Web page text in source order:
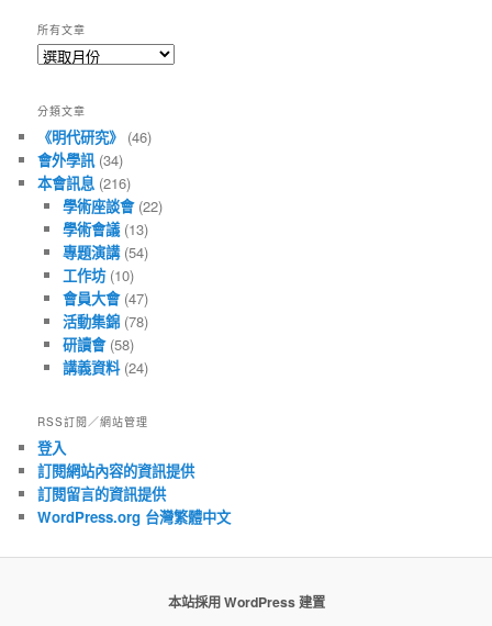
所有文章
所
章
分類文章
《明代研究》 (46)
會外學訊 (34)
本會訊息 (216)
學術座談會(22)
學術會議(13)
專題演講(54)
工作坊(10)
會員大會(47)
活動集錦(78)
研讀會(58)
講義資料(24)
RSS訂閱／網站管理
登入
訂閱網站內容的資訊提供
訂閱留言的資訊提供
WordPress.org 台灣繁體中文
本站採用 WordPress 建置